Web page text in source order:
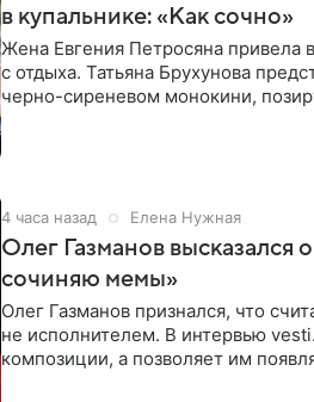
в купальнике: «Как сочно»
Жена Евгения Петросяна привела
с отдыха. Татьяна Брухунова
черно-сиреневом монокини,
4 часа назад Елена Нужная
Олег Газманов высказался
сочиняю мемы»
Олег Газманов признался, что
не исполнителем. В интервью
композиции, а позволяет им